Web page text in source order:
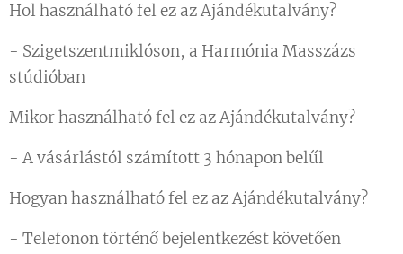
Hol használható fel ez az Ajándékutalvány?
- Szigetszentmiklóson, a Harmónia Masszázs
stúdióban
Mikor használható fel ez az Ajándékutalvány?
- A vásárlástól számított 3 hónapon belűl
Hogyan használható fel ez az Ajándékutalvány?
- Telefonon történő bejelentkezést követően